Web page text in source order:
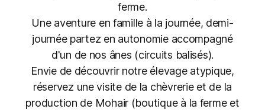
ferme.
Une aventure en famille à la journée, demi-
journée partez en autonomie accompagné
d'un de nos ânes (circuits balisés).
Envie de découvrir notre élevage atypique,
réservez une visite de la chèvrerie et de la
production de Mohair (boutique à la ferme et